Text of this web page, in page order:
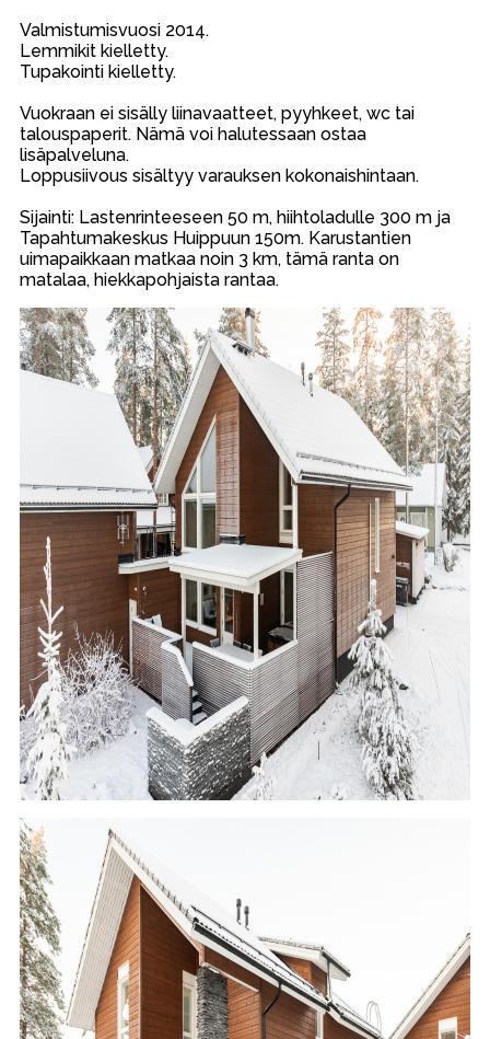
Valmistumisvuosi 2014.
Lemmikit kielletty.
Tupakointi kielletty.
Vuokraan ei sisälly liinavaatteet, pyyhkeet, wc tai
talouspaperit. Nämä voi halutessaan ostaa
lisäpalveluna.
Loppusiivous sisältyy varauksen kokonaishintaan.
Sijainti: Lastenrinteeseen 50 m, hiihtoladulle 300 m ja
Tapahtumakeskus Huippuun 150m. Karustantien
uimapaikkaan matkaa noin 3 km, tämä ranta on
matalaa, hiekkapohjaista rantaa.